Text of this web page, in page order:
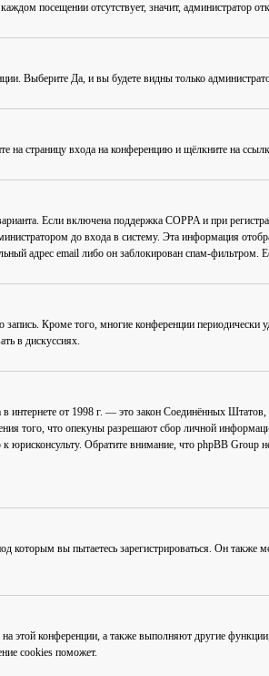
посещении отсутствует, значит, администратор
. Выберите Да, и вы будете видны только
на страницу входа на конференцию и щёлкните на
Если включена поддержка COPPA и при
до входа в систему. Эта информация
адрес email либо он заблокирован спам-фильтром.
Кроме того, многие конференции
в дискуссиях.
от 1998 г. — это закон Соединённых
того, что опекуны разрешают сбор личной
Обратите внимание, что phpBB
вы пытаетесь зарегистрироваться. Он
этой конференции, а также выполняют другие
cookies поможет.